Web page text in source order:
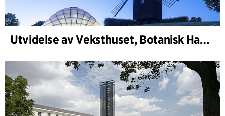
Utvidelse av Veksthuset, Botanisk Have, Aarhus